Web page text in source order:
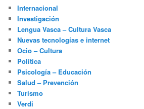
Internacional
Investigación
Lengua Vasca – Cultura Vasca
Nuevas tecnologías e internet
Ocio – Cultura
Política
Psicología – Educación
Salud – Prevención
Turismo
Verdi